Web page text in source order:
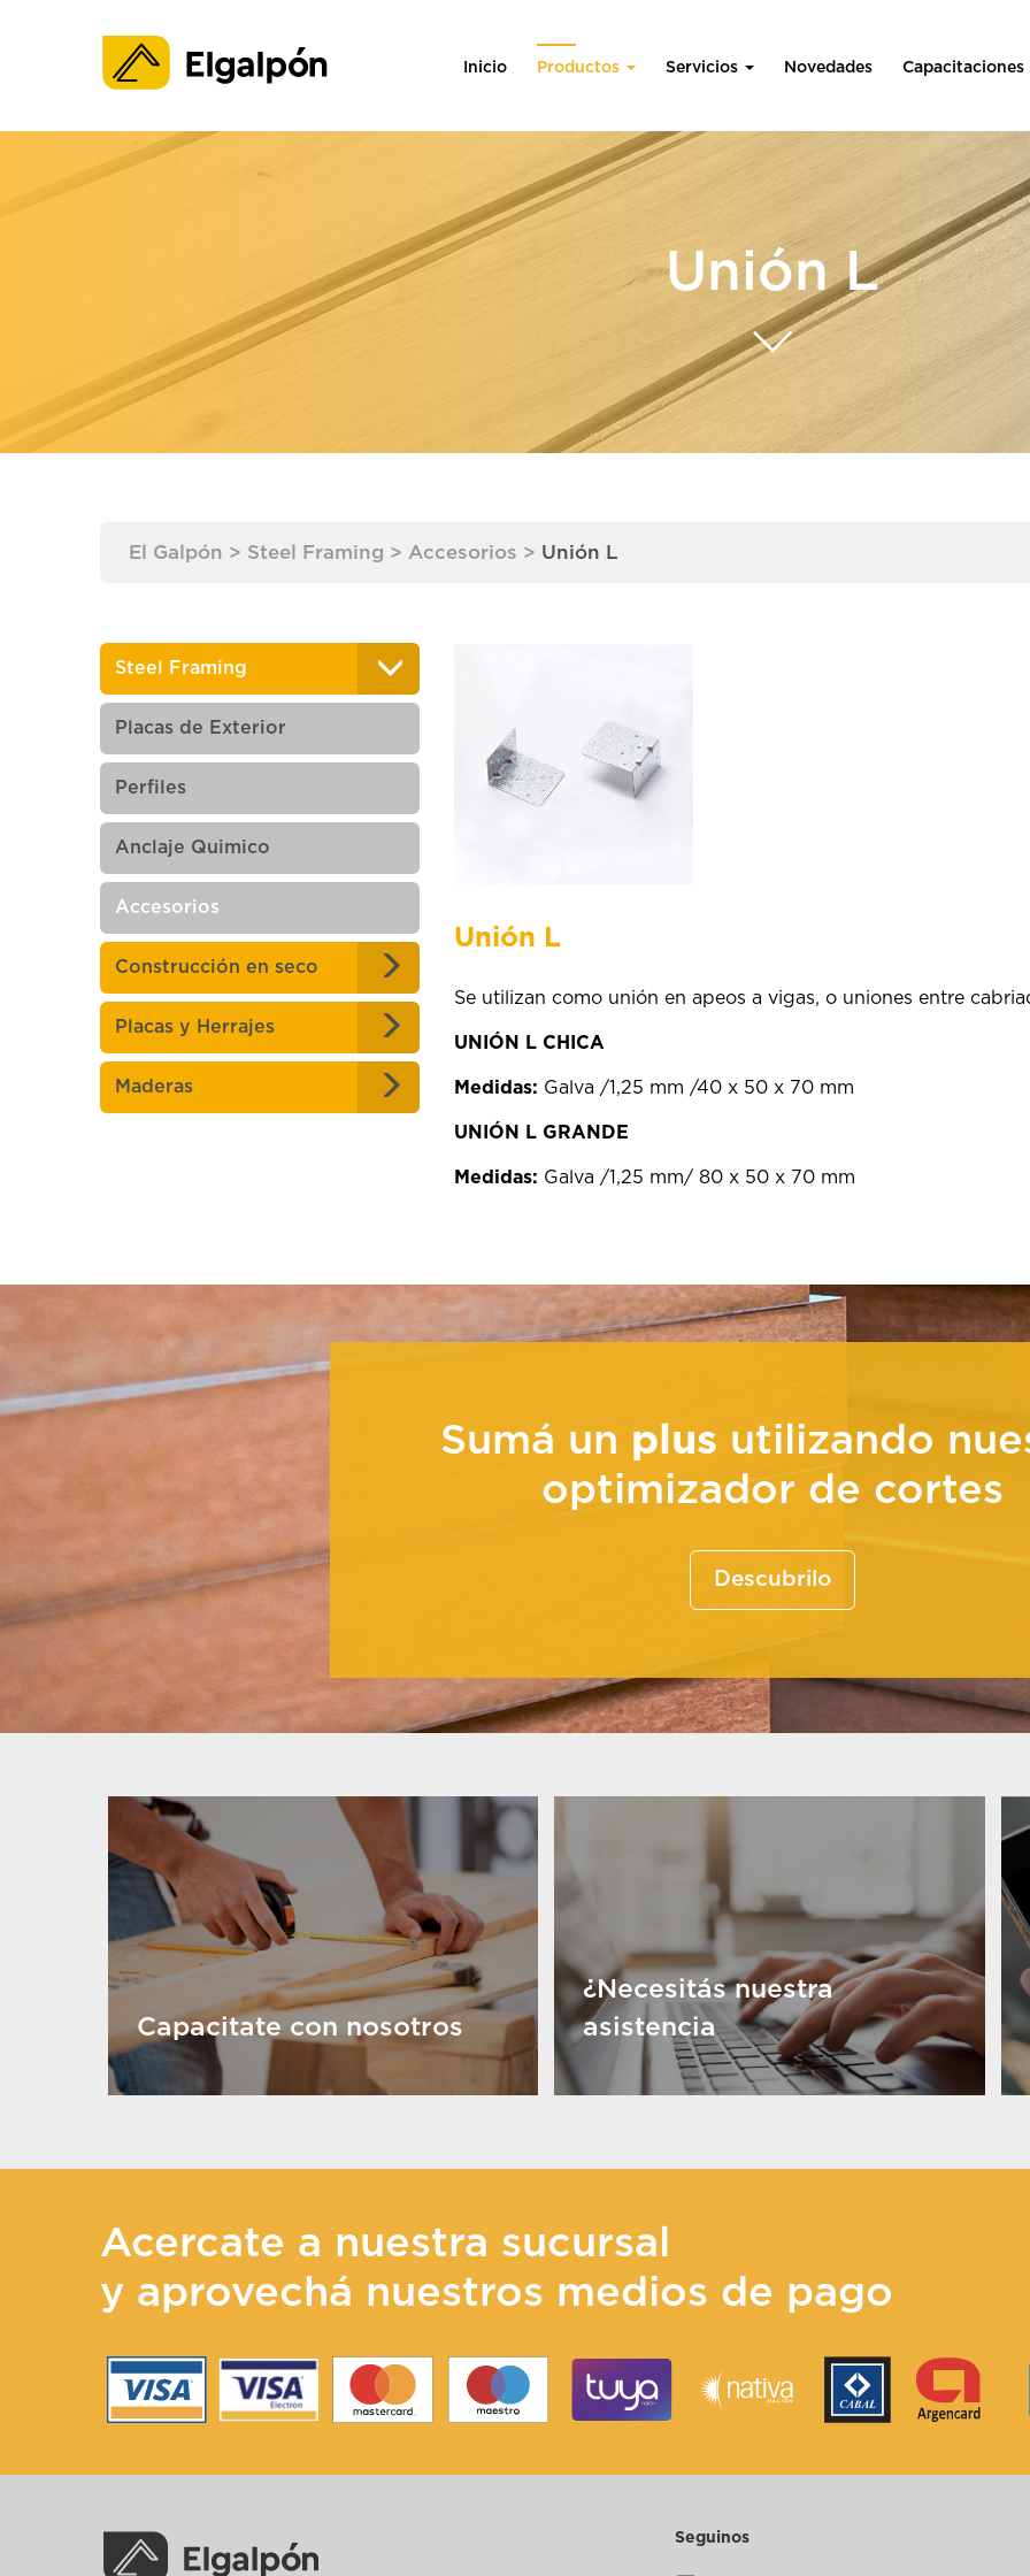
Inicio Productos Servicios Novedades Capacitaciones
Unión L
El Galpón > Steel Framing > Accesorios > Unión L
Steel Framing
Placas de Exterior
Perfiles
Anclaje Quimico
Accesorios
Construcción en seco
Placas y Herrajes
Maderas
Unión L
Se utilizan como unión en apeos a vigas, o uniones entre
UNIÓN L CHICA
Medidas: Galva /1,25 mm /40 x 50 x 70 mm
UNIÓN L GRANDE
Medidas: Galva /1,25 mm/ 80 x 50 x 70 mm
Sumá un plus utilizando
optimizador de cortes
Descubrilo
Capacitate con nosotros
¿Necesitás nuestra
asistencia
Acercate a nuestra sucursal
y aprovechá nuestros medios de pago
Seguinos